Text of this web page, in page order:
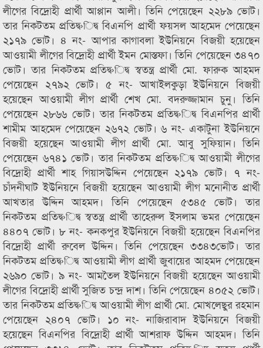
লীগের বিদ্রোহী প্রার্থী আপ্পান আলী। তিনি পেয়েছেন ২২৮৯ ভোট।
তার নিকটতম প্রতিদ্ব›িদ্ব বিএনপি প্রার্থী ফয়সল আহমেদ পেয়েছেন
২১৭৯ ভোট। ৪ নং- আপার কাগাবলা ইউনিয়নে বিজয়ী হয়েছেন
আওয়ামী লীগের বিদ্রোহী প্রার্থী ইমন মোস্তফা। তিনি পেয়েছেন ৩৪৭০
ভোট। তার নিকটতম প্রতিদ্ব›িদ্ব স্বতন্ত্র প্রার্থী মো. ফারুক আহমদ
পেয়েছেন ২৭৯২ ভোট। ৫ নং- আখাইলকুড়া ইউনিয়নে বিজয়ী
হয়েছেন আওয়ামী লীগ প্রার্থী শেখ মো. বদরুজ্জামান চুনু। তিনি
পেয়েছেন ২৮৬৬ ভোট। তার নিকটতম প্রতিদ্ব›িদ্ব বিএনপির প্রার্থী
শামীম আহমেদ পেয়েছেন ২৬৭২ ভোট। ৬ নং- একাটুনা ইউনিয়নে
বিজয়ী হয়েছেন আওয়ামী লীগ প্রার্থী মো. আবু সুফিয়ান। তিনি
পেয়েছেন ৬৭৪১ ভোট। তার নিকটতম প্রতিদ্ব›িদ্ব আওয়ামী লীগের
বিদ্রোহী প্রার্থী শাহ গিয়াসউদ্দিন পেয়েছেন ২১৭৯ ভোট। ৭ নং-
চাঁদনীঘাট ইউনিয়নে বিজয়ী হয়েছেন আওয়ামী লীগ মনোনীত প্রার্থী
আখতার উদ্দিন আহমদ। তিনি পেয়েছেন ৫৩৪৫ ভোট। তার
নিকটতম প্রতিদ্ব›িদ্ব স্বতন্ত্র প্রার্থী তাহেরুল ইসলাম ভমর পেয়েছেন
৪৪০৭ ভোট। ৮ নং- কনকপুর ইউনিয়নে বিজয়ী হয়েছেন বিএনপির
বিদ্রোহী প্রার্থী রুবেল উদ্দিন। তিনি পেয়েছেন ৩৩৪৩ভোট। তার
নিকটতম প্রতিদ্ব›িদ্ব আওয়ামী লীগ প্রার্থী জুবায়ের আহমদ পেয়েছেন
২৬৯০ ভোট। ৯ নং- আমতৈল ইউনিয়নে বিজয়ী হয়েছেন আওয়ামী
লীগের বিদ্রোহী প্রার্থী সুজিত চন্দ্র দাশ। তিনি পেয়েছেন ৪০৫২ ভোট।
তার নিকটতম প্রতিদ্ব›িদ্ব আওয়ামী লীগ প্রার্থী মো. মোখলেছুর রহমান
পেয়েছেন ২৪০৭ ভোট। ১০ নং- নাজিরাবাদ ইউনিয়নে বিজয়ী
হয়েছেন বিএনপির বিদ্রোহী প্রার্থী আশরাফ উদ্দিন আহমদ। তিনি